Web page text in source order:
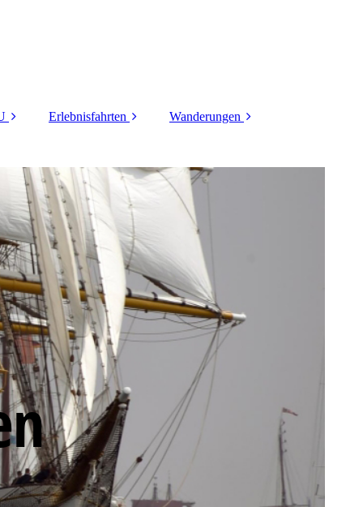
Erlebnisfahrten
Kieler Woche
Marine-Ehrenmal
LABOE
Roms Reiter
Techn. Museum U-
995
U-Boot-Ehrenmal
Wanderungen
Route II Ochsenkopf
Route III Buhlert
Allerseelenschlacht
Route V Time for
Healing
Route VI Bergstein
Route VII Paul-
Boesch-Weg
Hemingway-Trail
Route X Operation